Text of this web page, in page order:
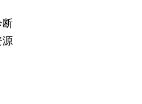
断
源